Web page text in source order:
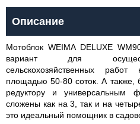
Описание
Мотоблок WEIMA DELUXE
вариант для
сельскохозяйственных
площадью 50-80 соток. А также,
редуктору и универсальным
сложены как на 3, так и на
это идеальный помощник в